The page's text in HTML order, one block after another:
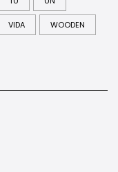
VIDA WOODEN